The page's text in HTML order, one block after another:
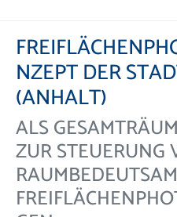
NZEPT DER
(ANHALT)
ALS
ZUR STEUERUNG